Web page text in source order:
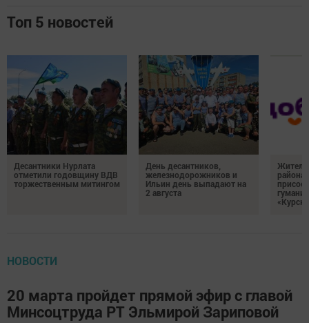
Топ 5 новостей
Десантники Нурлата
отметили годовщину ВДВ
торжественным митингом
День десантников,
железнодорожников и
Ильин день выпадают на
2 августа
района
НОВОСТИ
20 марта пройдет прямой эфир с главой
Минсоцтруда РТ Эльмирой Зариповой